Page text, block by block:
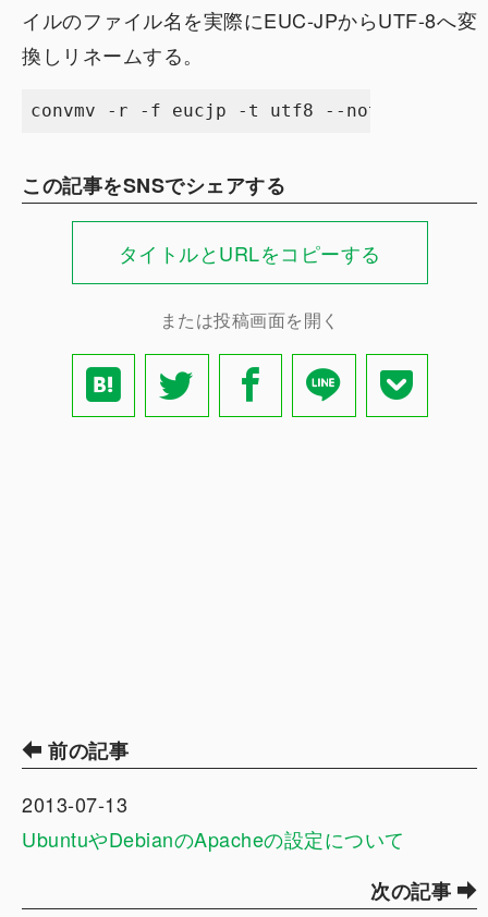
イルのファイル名を実際にEUC-JPからUTF-8へ変
換しリネームする。
この記事をSNSでシェアする
タイトルとURLをコピーする
または投稿画面を開く
前の記事
2013-07-13
UbuntuやDebianのApacheの設定について
次の記事